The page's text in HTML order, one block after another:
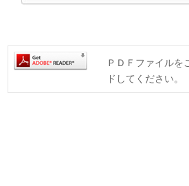
ＰＤＦファイルを
ドしてください。